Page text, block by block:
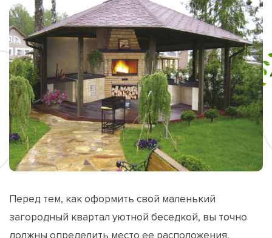
Перед тем, как оформить свой маленький
загородный квартал уютной беседкой, вы точно
должны определить место ее расположения,